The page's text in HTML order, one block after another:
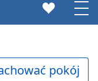
pokój